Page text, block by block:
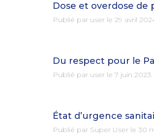
Dose et overdose
Publié par user le 29 avril
Du respect pour le
Publié par user le 7 juin 2023.
État d’urgence
Publié par Super User le 30